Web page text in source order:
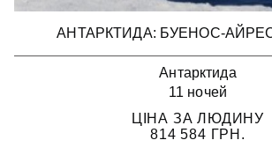
АНТАРКТИДА: БУЕНОС-
Антарктида
11 ночей
ЦІНА ЗА ЛЮДИНУ
814 584 ГРН.